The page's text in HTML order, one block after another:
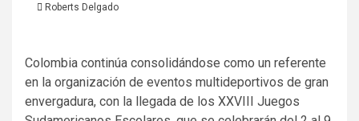
Roberts Delgado
Colombia continúa consolidándose como un referente
en la organización de eventos multideportivos de gran
envergadura, con la llegada de los XXVIII Juegos